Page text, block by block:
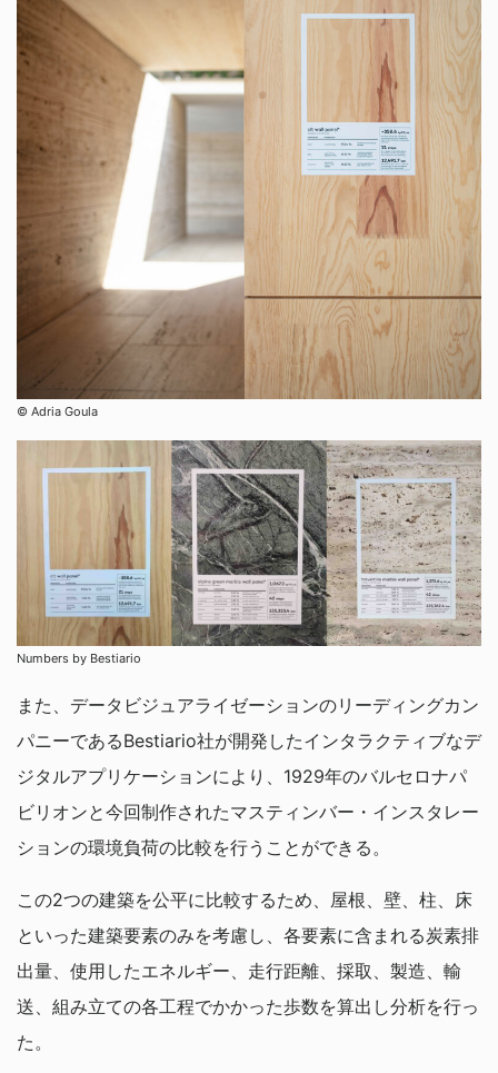
© Adria Goula
Numbers by Bestiario
また、データビジュアライゼーションのリーディングカン
パニーであるBestiario社が開発したインタラクティブなデ
ジタルアプリケーションにより、1929年のバルセロナパ
ビリオンと今回制作されたマスティンバー・インスタレー
ションの環境負荷の比較を行うことができる。
この2つの建築を公平に比較するため、屋根、壁、柱、床
といった建築要素のみを考慮し、各要素に含まれる炭素排
出量、使用したエネルギー、走行距離、採取、製造、輸
送、組み立ての各工程でかかった歩数を算出し分析を行っ
た。